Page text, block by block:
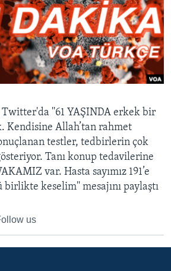
Twitter'da ''61 YAŞINDA erkek bir
Kendisine Allah’tan rahmet
testler, tedbirlerin çok
Tanı konup tedavilerine
var. Hasta sayımız 191’e
birlikte keselim'' mesajını paylaştı
us